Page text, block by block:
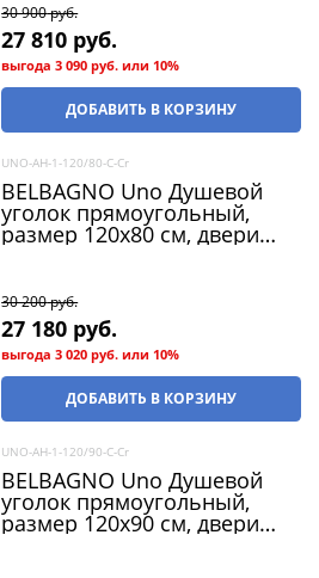
30 900 руб.
27 810 руб.
выгода3 090 руб. или 10%
ДОБАВИТЬ В КОРЗИНУ
UNO-AH-1-120/80-C-Cr
BELBAGNO Uno Душевой
уголок прямоугольный,
размер 120х80 см, двери
30 200 руб.
27 180 руб.
выгода3 020 руб. или 10%
ДОБАВИТЬ В КОРЗИНУ
UNO-AH-1-120/90-C-Cr
BELBAGNO Uno Душевой
уголок прямоугольный,
размер 120х90 см, двери